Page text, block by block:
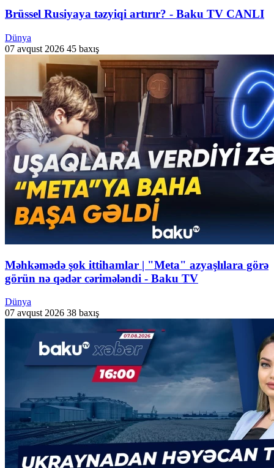
Brüssel Rusiyaya təzyiqi artırır? - Baku TV CANLI
Dünya
07 avqust 2026 45 baxış
Məhkəmədə şok ittihamlar | "Meta" azyaşlılara görə
görün nə qədər cərimələndi - Baku TV
Dünya
07 avqust 2026 38 baxış